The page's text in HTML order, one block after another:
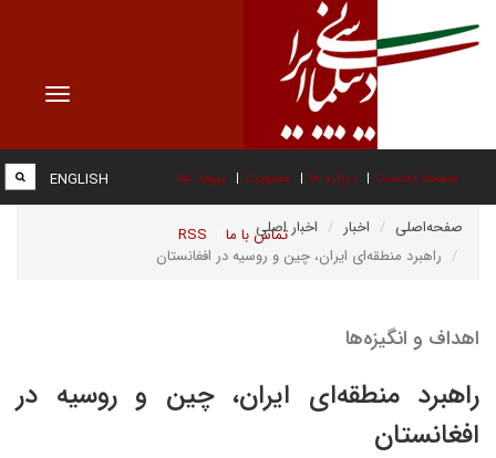
Toggle
صفحه نخست درباره ما عضویت پیوند ها
تماس با ما RSS
ENGLISH
صفحه‌اصلی اخبار
اخبار اصلی
راهبرد منطقه‌ای ایران، چین و روسیه در افغانستان
اهداف و انگیزه‌ها
راهبرد منطقه‌ای ایران، چین و روسیه در
افغانستان